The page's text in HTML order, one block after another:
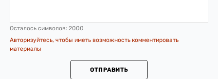
Осталось символов: 2000
Авторизуйтесь, чтобы иметь возможность комментировать
материалы
ОТПРАВИТЬ